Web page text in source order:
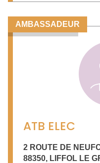
AMBASSADEUR
ATB ELEC
2 ROUTE DE
88350, LIFFOL LE